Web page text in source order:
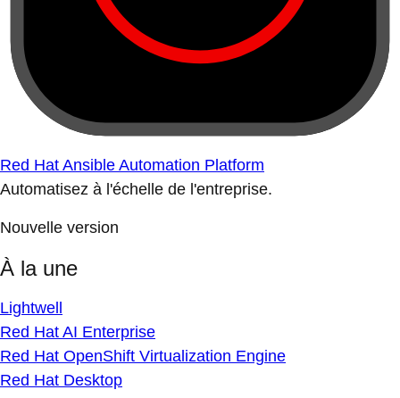
Red Hat Ansible Automation Platform
Automatisez à l'échelle de l'entreprise.
Nouvelle version
À la une
Lightwell
Red Hat AI Enterprise
Red Hat OpenShift Virtualization Engine
Red Hat Desktop